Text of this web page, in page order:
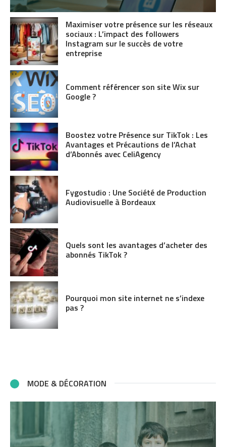
Maximiser votre présence sur les réseaux
sociaux : L’impact des followers
Instagram sur le succès de votre
entreprise
Comment référencer son site Wix sur
Google ?
Boostez votre Présence sur TikTok : Les
Avantages et Précautions de l’Achat
d’Abonnés avec CeliAgency
Fygostudio : Une Société de Production
Audiovisuelle à Bordeaux
Quels sont les avantages d’acheter des
abonnés TikTok ?
Pourquoi mon site internet ne s’indexe
pas ?
MODE & DÉCORATION